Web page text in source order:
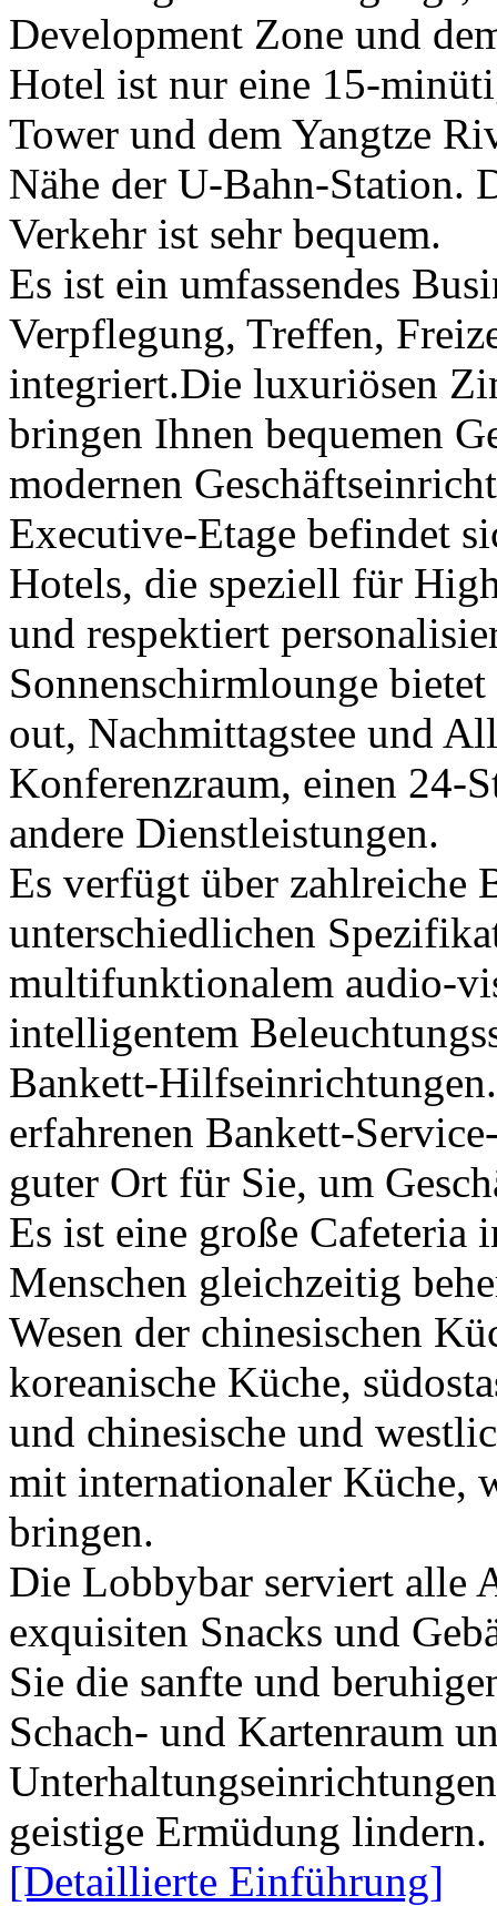
Development Zone und
Hotel ist nur eine 15-
Tower und dem Yangtze
Nähe der U-Bahn-Station.
Verkehr ist sehr bequem.
Es ist ein umfassendes
Verpflegung, Treffen,
integriert.Die luxuriösen
bringen Ihnen bequemen
modernen
Executive-Etage befindet
Hotels, die speziell für
und respektiert
Sonnenschirmlounge
out, Nachmittagstee und
Konferenzraum, einen 24-
andere Dienstleistungen.
Es verfügt über zahlreiche
unterschiedlichen
multifunktionalem audio-
intelligentem
Bankett-
erfahrenen Bankett-
guter Ort für Sie, um
Es ist eine große Cafeteria
Menschen gleichzeitig
Wesen der chinesischen
koreanische Küche,
und chinesische und
mit internationaler Küche,
bringen.
Die Lobbybar serviert alle
exquisiten Snacks und
Sie die sanfte und
Schach- und Kartenraum
geistige Ermüdung lindern.
[Detaillierte Einführung]